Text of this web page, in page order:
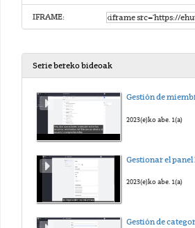
IFRAME:
Serie bereko bideoak
Gestión de
2023(e)ko abe. 1(a)
2023(e)ko abe. 1(a)
Gestión de